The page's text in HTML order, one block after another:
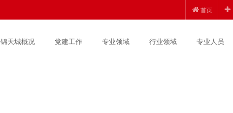
首页
锦天城概况 党建工作 专业领域 行业领域 专业人员